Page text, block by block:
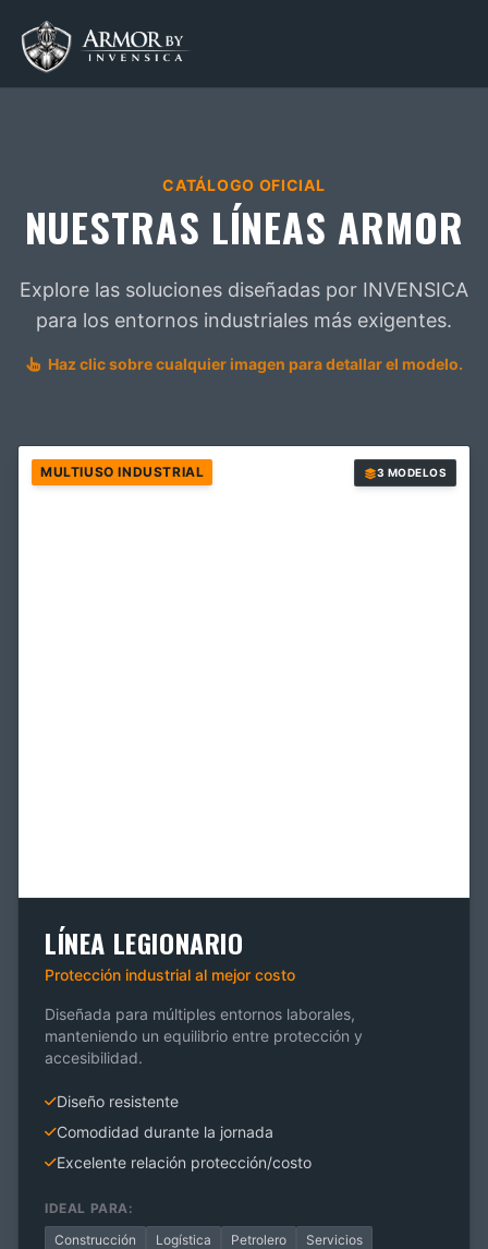
CATÁLOGO OFICIAL
NUESTRAS LÍNEAS ARMOR
Explore las soluciones diseñadas por INVENSICA
para los entornos industriales más exigentes.
Haz clic sobre cualquier imagen para detallar el modelo.
MULTIUSO INDUSTRIAL 3 MODELOS
LÍNEA LEGIONARIO
Protección industrial al mejor costo
Diseñada para múltiples entornos laborales,
manteniendo un equilibrio entre protección y
accesibilidad.
Diseño resistente
Comodidad durante la jornada
Excelente relación protección/costo
IDEAL PARA:
Construcción
Logística Petrolero Servicios